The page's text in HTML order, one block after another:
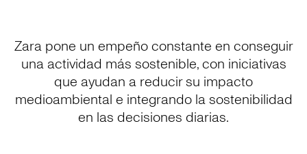
Zara pone un empeño constante en conseguir
una actividad más sostenible, con iniciativas
que ayudan a reducir su impacto
medioambiental e integrando la sostenibilidad
en las decisiones diarias.